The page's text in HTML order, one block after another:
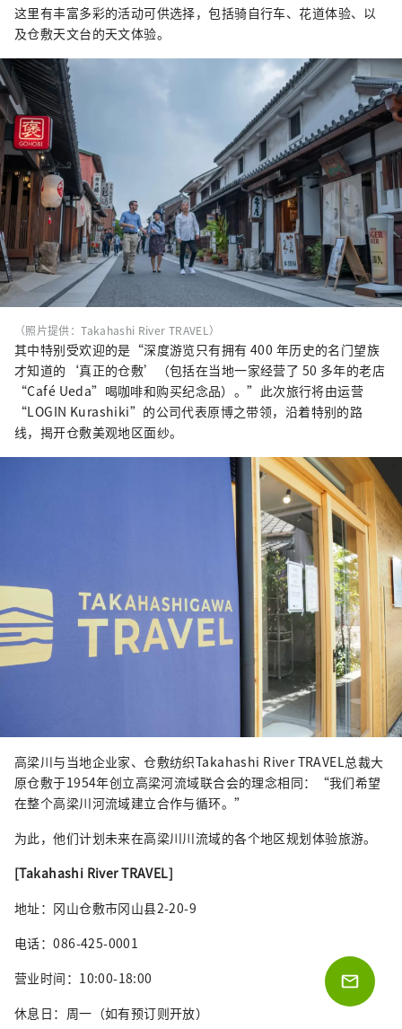
这里有丰富多彩的活动可供选择，包括骑自行车、花道体验、以
及仓敷天文台的天文体验。
（照片提供：Takahashi River TRAVEL）
其中特别受欢迎的是“深度游览只有拥有 400 年历史的名门望族
才知道的‘真正的仓敷’（包括在当地一家经营了 50 多年的老店
“Café Ueda”喝咖啡和购买纪念品）。”此次旅行将由运营
“LOGIN Kurashiki”的公司代表原博之带领，沿着特别的路
线，揭开仓敷美观地区面纱。
高梁川与当地企业家、仓敷纺织Takahashi River TRAVEL总裁大
原仓敷于1954年创立高梁河流域联合会的理念相同：“我们希望
在整个高梁川河流域建立合作与循环。”
为此，他们计划未来在高梁川川流域的各个地区规划体验旅游。
[Takahashi River TRAVEL]
地址：冈山仓敷市冈山县2-20-9
电话：086-425-0001
营业时间：10:00-18:00
休息日：周一（如有预订则开放）